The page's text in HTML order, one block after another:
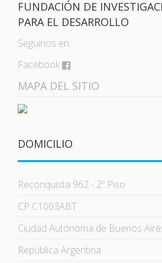
FUNDACIÓN DE
PARA EL DESARROLLO
Seguinos en
Facebook
MAPA DEL SITIO
DOMICILIO
Reconquista 962 - 2º Piso
CP C1003ABT
Ciudad Autónoma de Buenos
República Argentina